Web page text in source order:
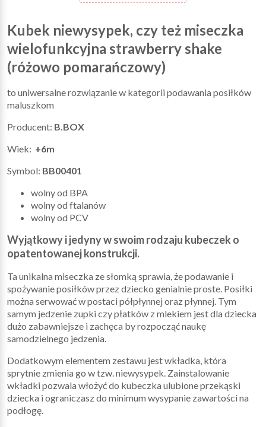
Kubek niewysypek, czy też miseczka
wielofunkcyjna strawberry shake
(różowo pomarańczowy)
to uniwersalne rozwiązanie w kategorii podawania posiłków
maluszkom
Producent: B.BOX
Wiek: +6m
Symbol: BB00401
wolny od BPA
wolny od ftalanów
wolny od PCV
Wyjątkowy i jedyny w swoim rodzaju kubeczek o
opatentowanej konstrukcji.
Ta unikalna miseczka ze słomką sprawia, że podawanie i
spożywanie posiłków przez dziecko genialnie proste. Posiłki
można serwować w postaci półpłynnej oraz płynnej. Tym
samym jedzenie zupki czy płatków z mlekiem jest dla dziecka
dużo zabawniejsze i zachęca by rozpocząć naukę
samodzielnego jedzenia.
Dodatkowym elementem zestawu jest wkładka, która
sprytnie zmienia go w tzw. niewysypek. Zainstalowanie
wkładki pozwala włożyć do kubeczka ulubione przekąski
dziecka i ograniczasz do minimum wysypanie zawartości na
podłogę.